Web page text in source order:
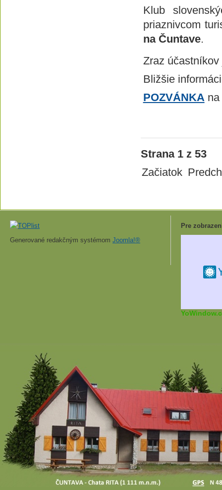
Klub
priaznivcom
na Čuntave.
Zraz účastníkov
Bližšie
POZVÁNKAna
Strana 1 z 53
Začiatok
Generované redakčným systémom Joomla!®
Pre